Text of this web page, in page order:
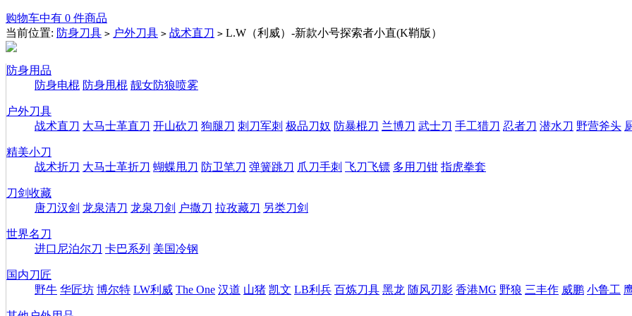
购物车中有 0 件商品
当前位置: 防身刀具 > 户外刀具 > 战术直刀 > L.W（利威）-新款小号探索者小直(K鞘版）
防身用品
防身电棍 防身甩棍 靓女防狼喷雾
户外刀具
战术直刀 大马士革直刀 开山砍刀 狗腿刀 刺刀军刺 极品刀奴 防暴棍刀 兰博刀 武士刀 手工猎刀 忍者刀 潜水刀 野营斧头
精美小刀
战术折刀 大马士革折刀 蝴蝶甩刀 防卫笔刀 弹簧跳刀 爪刀手刺 飞刀飞镖 多用刀钳 指虎拳套
刀剑收藏
唐刀汉剑 龙泉清刀 龙泉刀剑 户撒刀 拉孜藏刀 另类刀剑
世界名刀
进口尼泊尔刀 卡巴系列 美国冷钢
国内刀匠
野牛 华匠坊 博尔特 LW利威 The One 汉道 山猪 凯文 LB利兵 百炼刀具 黑龙 随风刃影 香港MG 野狼 三丰作 威鹏 小鲁工